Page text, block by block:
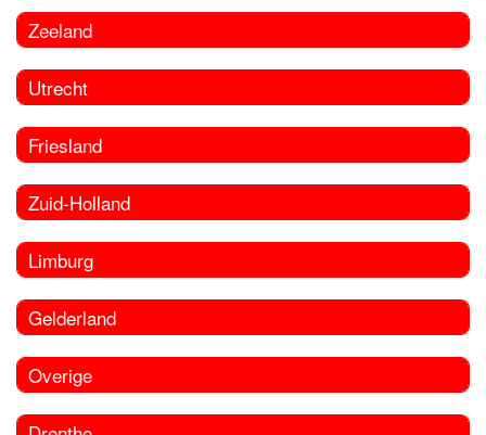
Zeeland
Utrecht
Friesland
Zuid-Holland
Limburg
Gelderland
Overige